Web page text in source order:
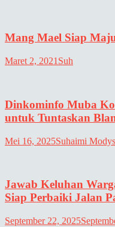
Mang Mael Siap
Maret 2, 2021 Suh
Dinkominfo Muba
untuk Tuntaskan
Mei 16, 2025Suhaimi Modys
Jawab Keluhan
Siap Perbaiki Jalan
September 22, 2025